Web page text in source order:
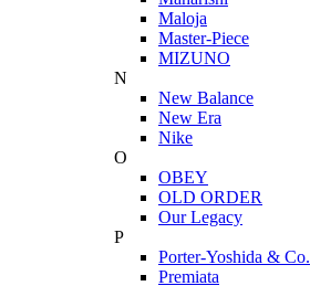
Maloja
Master-Piece
MIZUNO
N
New Balance
New Era
Nike
O
OBEY
OLD ORDER
Our Legacy
P
Porter-Yoshida & Co.
Premiata